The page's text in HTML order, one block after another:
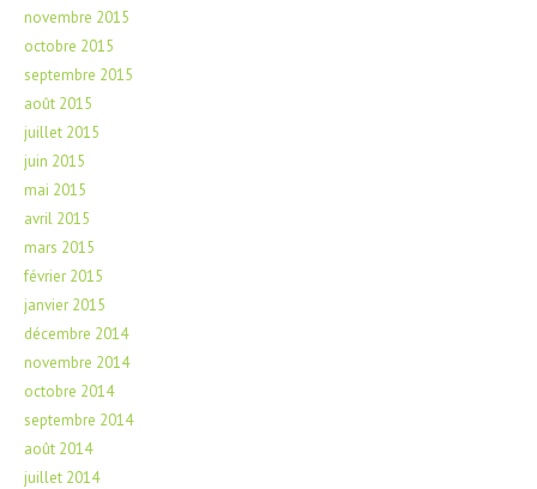
novembre 2015
octobre 2015
septembre 2015
août 2015
juillet 2015
juin 2015
mai 2015
avril 2015
mars 2015
février 2015
janvier 2015
décembre 2014
novembre 2014
octobre 2014
septembre 2014
août 2014
juillet 2014